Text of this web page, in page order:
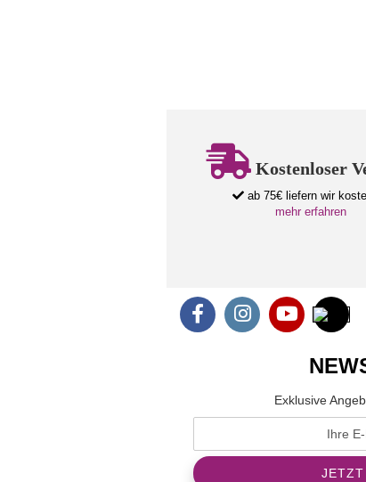
Kostenloser
ab 75€ liefern wir
mehr erfahren
Exklusive